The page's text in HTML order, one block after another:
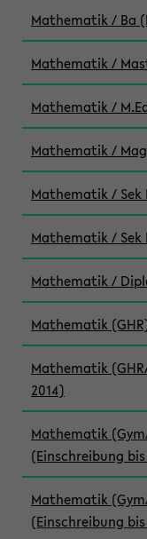
Mathematik / Ba
Mathematik /
Mathematik /
Mathematik / Mag
Mathematik / Sek
Mathematik / Sek I
Mathematik /
Mathematik
Mathematik
2014)
Mathematik
(Einschreibung bis
Mathematik
(Einschreibung bis